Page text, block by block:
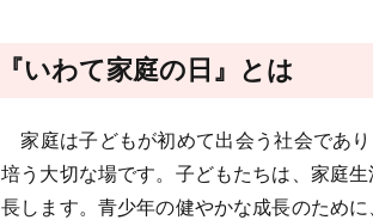
『いわて家庭の日』 とは
家庭は子どもが初めて出会う社会であ
培う大切な場です。子どもたちは、家庭
長します。青少年の健やかな成長のため